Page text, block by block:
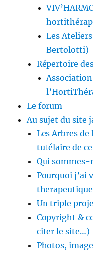
Les
Bertolotti)
Répertoire
Le forum
Au sujet du site
Les Arbres
tutélaire de
Qui sommes-
Pourquoi j’ai
Un triple
Copyright &
citer le site…)
Photos,